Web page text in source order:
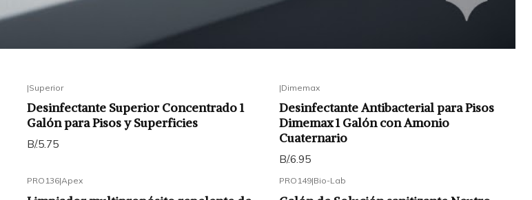
|Superior
Desinfectante Superior Concentrado 1
Galón para Pisos y Superficies
B/.5.75
|Dimemax
Desinfectante Antibacterial para Pisos
Dimemax 1 Galón con Amonio
Cuaternario
B/.6.95
PRO136|Apex PRO149|Bio-Lab